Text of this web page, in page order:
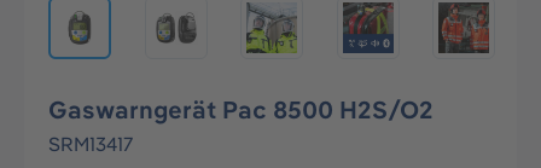
Gaswarngerät Pac 8500 H2S/O2
SRM13417